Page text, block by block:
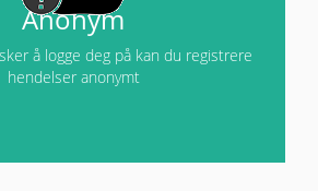
Anonym
å logge deg på kan du registrere
hendelser anonymt